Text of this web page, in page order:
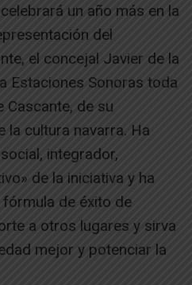
un año más en la
del
el concejal Javier de la
Estaciones Sonoras toda
Cascante, de su
la cultura navarra. Ha
integrador,
de la iniciativa y ha
de éxito de
a otros lugares y sirva
mejor y potenciar la